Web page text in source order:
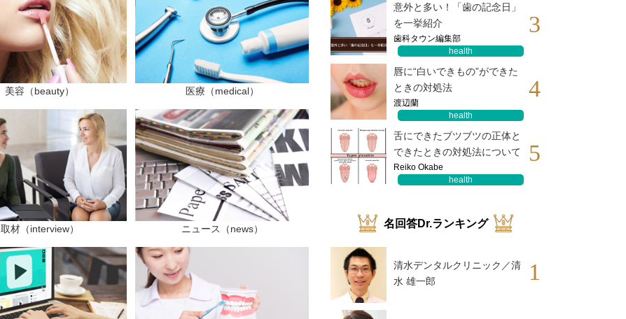
美容（beauty） 医療（medical）
取材（interview） ニュース（news）
意外と多い！「歯の記念日」
を一挙紹介
歯科タウン編集部
health
3
唇に“白いできもの”ができた
ときの対処法
渡辺蘭
health
4
舌にできたブツブツの正体と
できたときの対処法について
Reiko Okabe
health
5
名回答Dr.ランキング
清水デンタルクリニック／清
水 雄一郎
1